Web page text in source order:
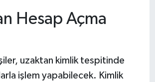
Hesap Açma
uzaktan kimlik tespitinde
işlem yapabilecek. Kimlik